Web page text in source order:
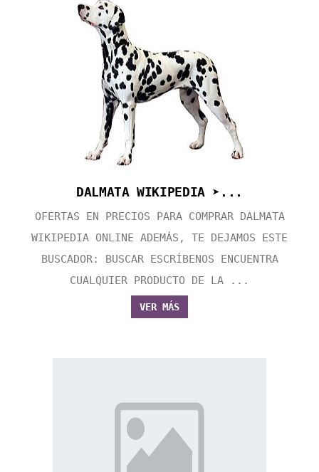
DALMATA WIKIPEDIA ➤...
OFERTAS EN PRECIOS PARA COMPRAR DALMATA
WIKIPEDIA ONLINE ADEMÁS, TE DEJAMOS ESTE
BUSCADOR: BUSCAR ESCRÍBENOS ENCUENTRA
CUALQUIER PRODUCTO DE LA ...
VER MÁS